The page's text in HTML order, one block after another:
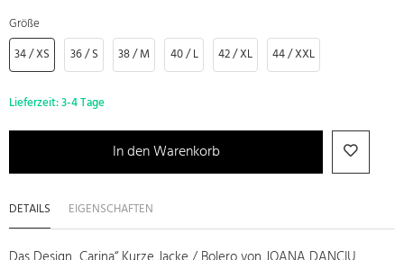
Größe
34 / XS
36 / S 38 / M 40 / L 42 / XL 44 / XXL
Lieferzeit:3-4 Tage
In den Warenkorb
DETAILS EIGENSCHAFTEN